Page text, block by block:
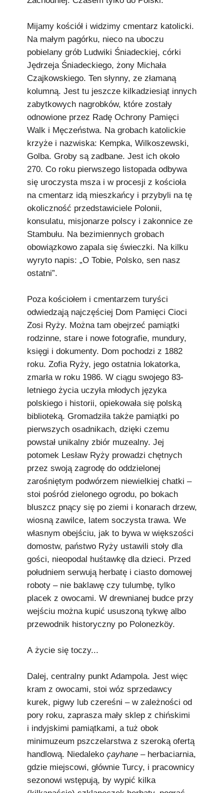
Mijamy kościół i widzimy cmentarz katolicki.
Na małym pagórku, nieco na uboczu
pobielany grób Ludwiki Śniadeckiej, córki
Jędrzeja Śniadeckiego, żony Michała
Czajkowskiego. Ten słynny, ze złamaną
kolumną. Jest tu jeszcze kilkadziesiąt innych
zabytkowych nagrobków, które zostały
odnowione przez Radę Ochrony Pamięci
Walk i Męczeństwa. Na grobach katolickie
krzyże i nazwiska: Kempka, Wilkoszewski,
Golba. Groby są zadbane. Jest ich około
270. Co roku pierwszego listopada odbywa
się uroczysta msza i w procesji z kościoła
na cmentarz idą mieszkańcy i przybyli na tę
okoliczność przedstawiciele Polonii,
konsulatu, misjonarze polscy i zakonnice ze
Stambułu. Na bezimiennych grobach
obowiązkowo zapala się świeczki. Na kilku
wyryto napis: „O Tobie, Polsko, sen nasz
ostatni”.
Poza kościołem i cmentarzem turyści
odwiedzają najczęściej Dom Pamięci Cioci
Zosi Ryży. Można tam obejrzeć pamiątki
rodzinne, stare i nowe fotografie, mundury,
księgi i dokumenty. Dom pochodzi z 1882
roku. Zofia Ryży, jego ostatnia lokatorka,
zmarła w roku 1986. W ciągu swojego 83-
letniego życia uczyła młodych języka
polskiego i historii, opiekowała się polską
biblioteką. Gromadziła także pamiątki po
pierwszych osadnikach, dzięki czemu
powstał unikalny zbiór muzealny. Jej
potomek Lesław Ryży prowadzi chętnych
przez swoją zagrodę do oddzielonej
zarośniętym podwórzem niewielkiej chatki –
stoi pośród zielonego ogrodu, po bokach
bluszcz pnący się po ziemi i konarach drzew,
wiosną zawilce, latem soczysta trawa. We
własnym obejściu, jak to bywa w większości
domostw, państwo Ryży ustawili stoły dla
gości, nieopodal huśtawkę dla dzieci. Przed
południem serwują herbatę i ciasto domowej
roboty – nie baklawę czy tulumbę, tylko
placek z owocami. W drewnianej budce przy
wejściu można kupić ususzoną tykwę albo
przewodnik historyczny po Polonezköy.
A życie się toczy...
Dalej, centralny punkt Adampola. Jest więc
kram z owocami, stoi wóz sprzedawcy
kurek, pigwy lub czereśni – w zależności od
pory roku, zaprasza mały sklep z chińskimi
i indyjskimi pamiątkami, a tuż obok
minimuzeum pszczelarstwa z szeroką ofertą
handlową. Niedaleko çayhane – herbaciarnia,
gdzie miejscowi, głównie Turcy, i pracownicy
sezonowi wstępują, by wypić kilka